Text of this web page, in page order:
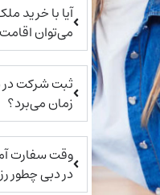
آیا با خرید ملک در دبی
می‌توان اقامت گرفت؟
ثبت شرکت در دبی چقدر
زمان می‌برد؟
وقت سفارت آمریکا یا کانادا
در دبی چطور رزرو می‌شود؟